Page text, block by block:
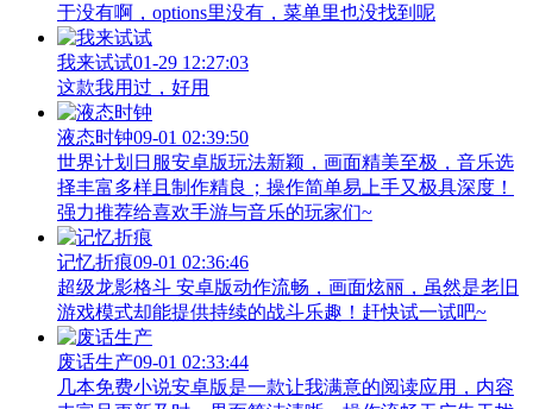
于没有啊，options里没有，菜单里也没找到呢
我来试试01-29 12:27:03
这款我用过，好用
液态时钟09-01 02:39:50
世界计划日服安卓版玩法新颖，画面精美至极，音乐选
择丰富多样且制作精良；操作简单易上手又极具深度！
强力推荐给喜欢手游与音乐的玩家们~
记忆折痕09-01 02:36:46
超级龙影格斗 安卓版动作流畅，画面炫丽，虽然是老旧
游戏模式却能提供持续的战斗乐趣！赶快试一试吧~
废话生产09-01 02:33:44
几本免费小说安卓版是一款让我满意的阅读应用，内容